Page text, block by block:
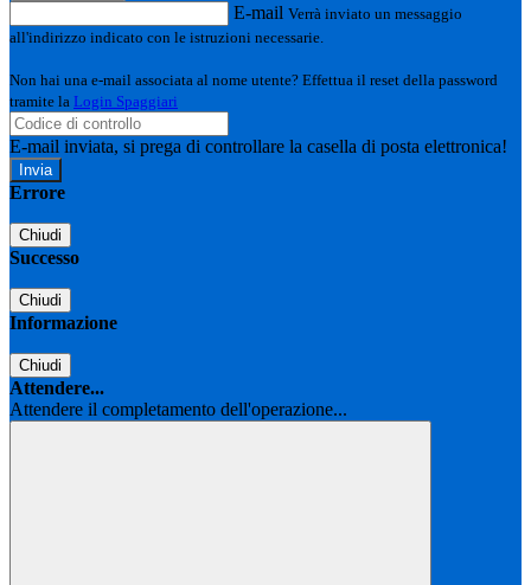
E-mail Verrà inviato un messaggio
all'indirizzo indicato con le istruzioni necessarie.
Non hai una e-mail associata al nome utente? Effettua il reset della password
tramite la Login Spaggiari
E-mail inviata, si prega di controllare la casella di posta elettronica!
Errore
Chiudi
Successo
Chiudi
Informazione
Chiudi
Attendere...
Attendere il completamento dell'operazione...